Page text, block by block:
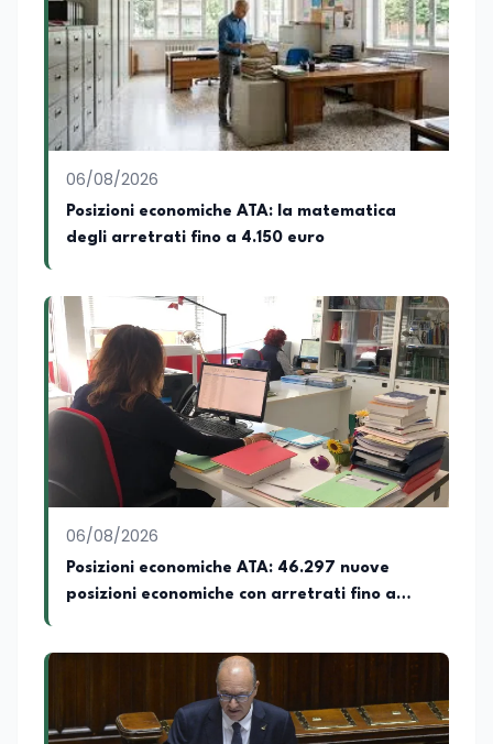
affianca una grande passione per la
lettura e per il giornalismo, che ne
arricchiscono il profilo umano e
culturale. Spazia con disinvoltura tra
diverse tematiche, offrendo sempre il
proprio punto di vista con equilibrio,
sensibilità e spirito critico.
06/08/2026
Posizioni economiche ATA: la matematica
degli arretrati fino a 4.150 euro
06/08/2026
Posizioni economiche ATA: 46.297 nuove
posizioni economiche con arretrati fino a